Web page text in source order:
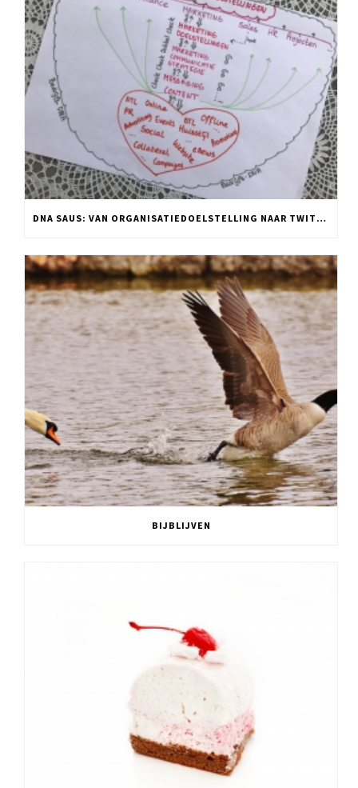
DNA SAUS: VAN ORGANISATIEDOELSTELLING NAAR TWITTER POST
BIJBLIJVEN